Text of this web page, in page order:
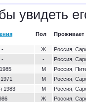
увидеть
Пол Проживает
- Ж
Россия,
- -
Россия,
М
Россия,
М
Россия,
1983 М
Россия,
Ж
Россия,